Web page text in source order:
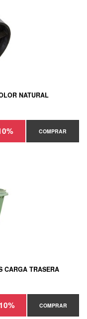
NATURAL
COMPRAR
CARGA TRASERA
COMPRAR